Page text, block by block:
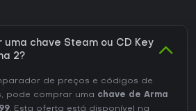
uma chave Steam ou CD Key
2?
de preços e códigos de
pode comprar uma chave de Arma
. Esta oferta está disponível na